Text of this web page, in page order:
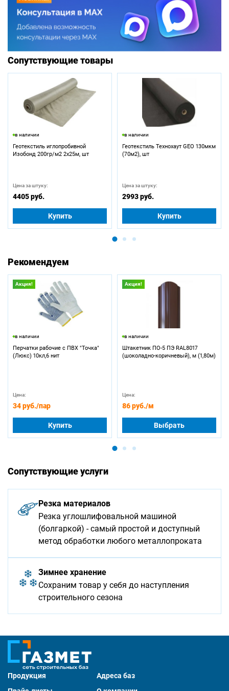
Сопутствующие товары
в наличии
Геотекстиль иглопробивной
Изобонд 200гр/м2 2х25м, шт
Цена за штуку:
4405 руб.
Купить
в наличии
Геотекстиль Технохаут GEO 130мкм
(70м2), шт
Цена за штуку:
2993 руб.
Купить
Рекомендуем
Акция!
в наличии
Перчатки рабочие с ПВХ "Точка"
(Люкс) 10кл,6 нит
Цена:
34 руб./пар
Купить
Акция!
в наличии
Штакетник ПО-5 ПЭ RAL8017
(шоколадно-коричневый), м (1,80м)
Цена:
86 руб./м
Выбрать
Сопутствующие услуги
Резка материалов
Резка углошлифовальной машиной
(болгаркой) - самый простой и доступный
метод обработки любого металлопроката
Зимнее хранение
Сохраним товар у себя до наступления
строительного сезона
Продукция
Адреса баз